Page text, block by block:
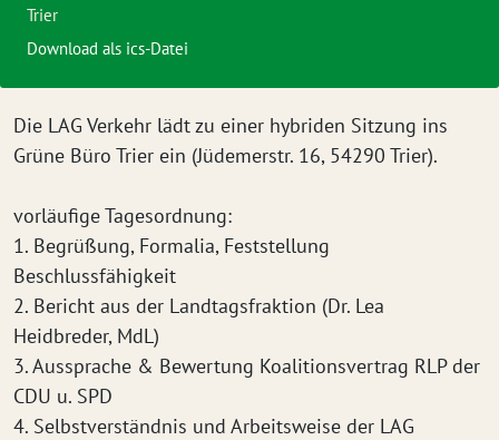
Die LAG Verkehr lädt zu einer hybriden Sitzung ins
Grüne Büro Trier ein (Jüdemerstr. 16, 54290 Trier).
vorläufige Tagesordnung:
1. Begrüßung, Formalia, Feststellung
Beschlussfähigkeit
2. Bericht aus der Landtagsfraktion (Dr. Lea
Heidbreder, MdL)
3. Aussprache & Bewertung Koalitionsvertrag RLP der
CDU u. SPD
4. Selbstverständnis und Arbeitsweise der LAG
Trier
Download als ics-Datei